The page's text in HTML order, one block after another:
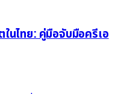
นไทย: คู่มือจับมือครีเอ